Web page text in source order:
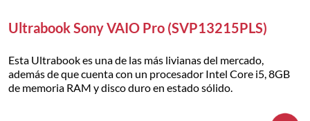
Ultrabook Sony VAIO Pro (SVP13215PLS)
Esta Ultrabook es una de las más livianas del mercado,
además de que cuenta con un procesador Intel Core i5, 8GB
de memoria RAM y disco duro en estado sólido.